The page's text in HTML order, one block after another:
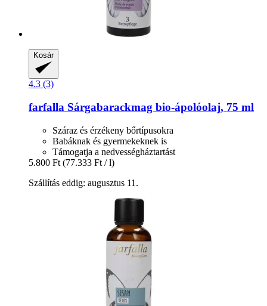
Kosár
4.3 (3)
farfalla Sárgabarackmag bio-​ápolóolaj, 75 ml
Száraz és érzékeny bőrtípusokra
Babáknak és gyermekeknek is
Támogatja a nedvességháztartást
5.800 Ft (77.333 Ft / l)
Szállítás eddig: augusztus 11.